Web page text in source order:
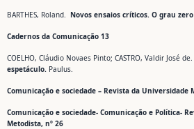
BARTHES, Roland. Novos ensaios críticos. O grau
Cadernos da Comunicação 13
COELHO, Cláudio Novaes Pinto; CASTRO, Valdir José de.
espetáculo. Paulus.
Comunicação e sociedade – Revista da Universidade
Comunicação e sociedade- Comunicação e Política-
Metodista, nº 26